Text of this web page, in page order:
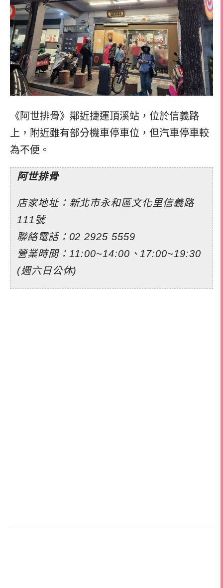
《阿世排骨》鄰近捷運頂溪站，位於信義路
上，附近雖有部分機車停車位，但汽車停車較
為不便。
阿世排骨
店家地址：新北市永和區文化里信義路
111號
聯絡電話：02 2925 5559
營業時間：11:00~14:00、17:00~19:30
(週六日公休)